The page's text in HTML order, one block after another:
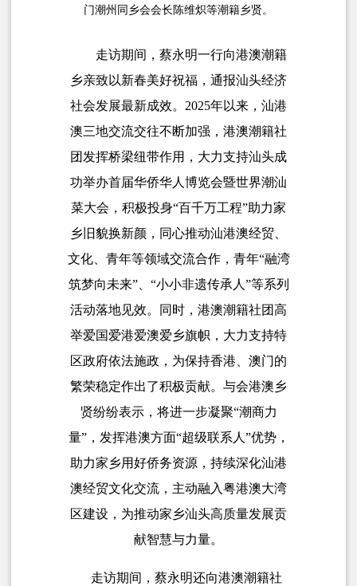
门潮州同乡会会长陈维炽等潮籍乡贤。
走访期间，蔡永明一行向港澳潮籍
乡亲致以新春美好祝福，通报汕头经济
社会发展最新成效。2025年以来，汕港
澳三地交流交往不断加强，港澳潮籍社
团发挥桥梁纽带作用，大力支持汕头成
功举办首届华侨华人博览会暨世界潮汕
菜大会，积极投身“百千万工程”助力家
乡旧貌换新颜，同心推动汕港澳经贸、
文化、青年等领域交流合作，青年“融湾
筑梦向未来”、“小小非遗传承人”等系列
活动落地见效。同时，港澳潮籍社团高
举爱国爱港爱澳爱乡旗帜，大力支持特
区政府依法施政，为保持香港、澳门的
繁荣稳定作出了积极贡献。与会港澳乡
贤纷纷表示，将进一步凝聚“潮商力
量”，发挥港澳方面“超级联系人”优势，
助力家乡用好侨务资源，持续深化汕港
澳经贸文化交流，主动融入粤港澳大湾
区建设，为推动家乡汕头高质量发展贡
献智慧与力量。
走访期间，蔡永明还向港澳潮籍社